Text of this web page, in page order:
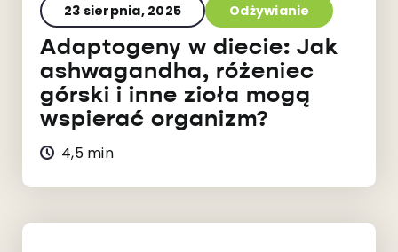
23 sierpnia, 2025 Odżywianie
Adaptogeny w diecie: Jak
ashwagandha, różeniec
górski i inne zioła mogą
wspierać organizm?
4,5 min